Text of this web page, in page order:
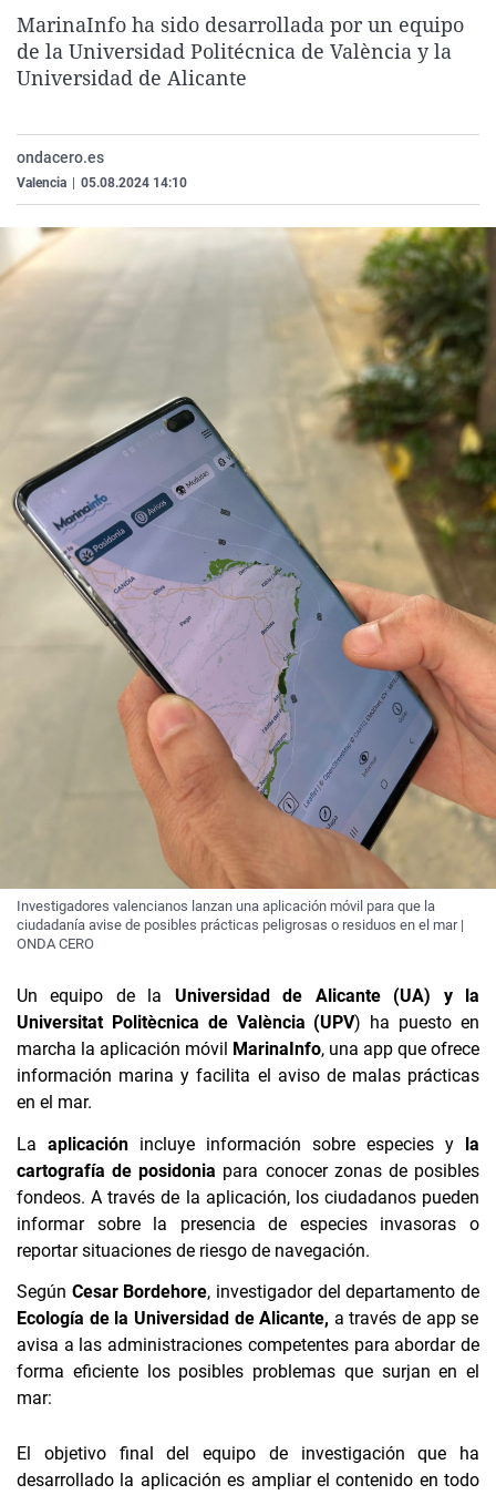
La rosa de los vientos
Gente viajera
Caso
Retornados
Operación Viuda
Extremadura
Galicia
Navarra
Virales
Televisión
MarinaInfo ha sido desarrollada por un equipo
de la Universidad Politécnica de València y la
Universidad de Alicante
ondacero.es
Valencia 05.08.2024 14:10
Investigadores valencianos lanzan una aplicación móvil para que la
ciudadanía avise de posibles prácticas peligrosas o residuos en el mar |
ONDA CERO
Un equipo de la Universidad de Alicante (UA) y la
Universitat Politècnica de València (UPV) ha puesto en
marcha la aplicación móvil
MarinaInfo, una app que ofrece
información marina y facilita el aviso de malas prácticas
en el mar.
La aplicación incluye información sobre especies y la
cartografía de posidonia para conocer zonas de posibles
fondeos. A través de la aplicación, los ciudadanos pueden
informar sobre la presencia de especies invasoras o
reportar situaciones de riesgo de navegación.
Según Cesar Bordehore, investigador del departamento de
Ecología de la Universidad de Alicante, a través de app se
avisa a las administraciones competentes para abordar de
forma eficiente los posibles problemas que surjan en el
mar:
El objetivo final del equipo de investigación que ha
desarrollado la aplicación es ampliar el contenido en todo